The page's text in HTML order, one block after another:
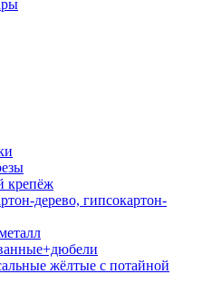
крепёж
дерево, гипсокартон-
жёлтые с потайной